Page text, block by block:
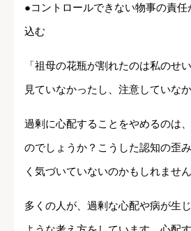
●コントロールできない物事の責
込む
「祖母の花瓶が割れたのは私のせ
見ていなかったし、注意していな
過剰に心配することをやめるのは
のでしょうか？こうした認知の歪
く気づいていないのかもしれません
多くの人が、過剰な心配や病が生